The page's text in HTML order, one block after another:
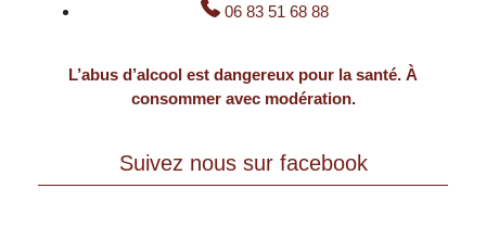
06 83 51 68 88
L’abus d’alcool est dangereux pour la santé. À
consommer avec modération.
Suivez nous sur facebook